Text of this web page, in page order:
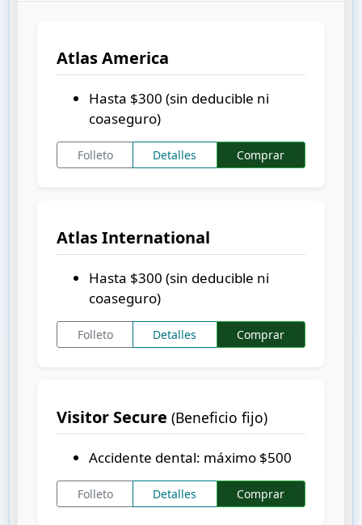
Atlas America
Hasta $300 (sin deducible ni
coaseguro)
Folleto Detalles Comprar
Atlas International
Hasta $300 (sin deducible ni
coaseguro)
Folleto Detalles Comprar
Visitor Secure(Beneficio fijo)
Accidente dental: máximo $500
Folleto Detalles Comprar